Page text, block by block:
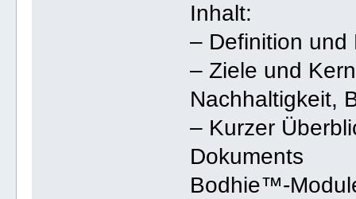
Inhalt:
– Definition
– Ziele und
Nachhaltigkeit,
– Kurzer
Dokuments
Bodhie™-